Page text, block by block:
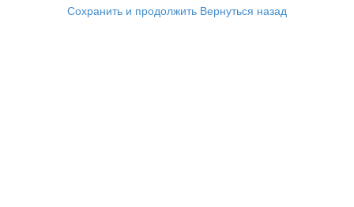
Сохранить и продолжить Вернуться назад